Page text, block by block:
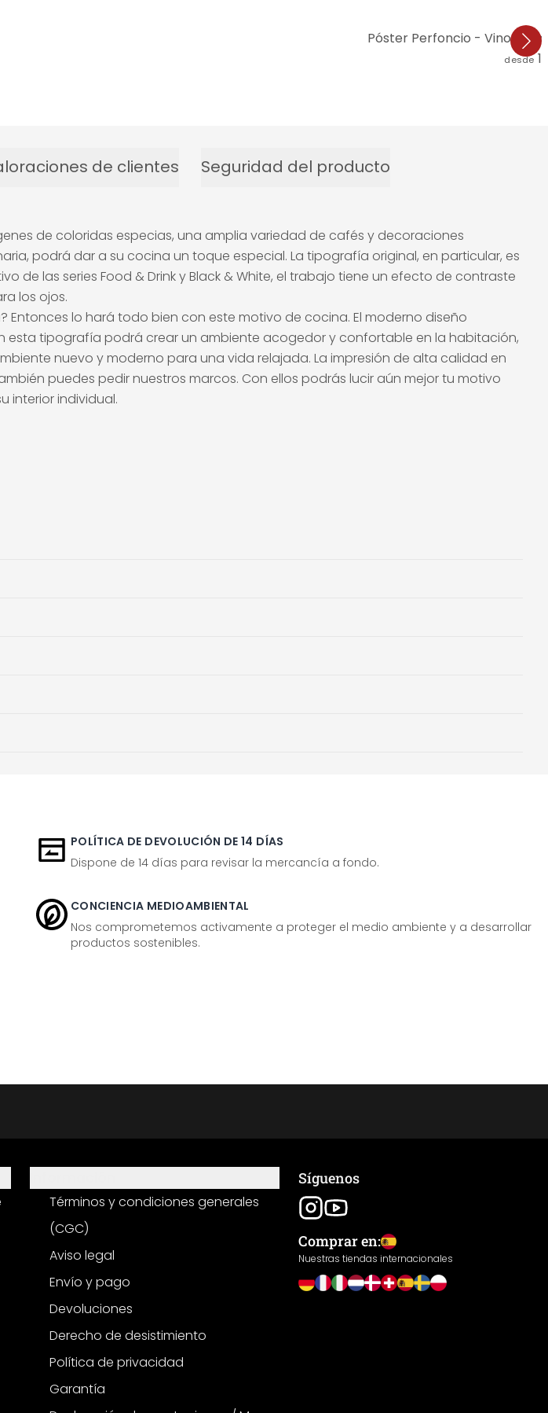
Póster Perfoncio - Vino
desde
de clientes Seguridad del producto
de coloridas especias, una amplia variedad de cafés y decoraciones
podrá dar a su cocina un toque especial. La tipografía original, en particular, es
de las series Food & Drink y Black & White, el trabajo tiene un efecto de contraste
los ojos.
lo hará todo bien con este motivo de cocina. El moderno diseño
esta tipografía podrá crear un ambiente acogedor y confortable en la habitación,
nuevo y moderno para una vida relajada. La impresión de alta calidad en
puedes pedir nuestros marcos. Con ellos podrás lucir aún mejor tu motivo
interior individual.
POLÍTICA DE DEVOLUCIÓN DE 14 DÍAS
Dispone de 14 días para revisar la mercancía a fondo.
CONCIENCIA MEDIOAMBIENTAL
Nos comprometemos activamente a proteger el medio ambiente y a desarrollar
productos sostenibles.
Términos y condiciones generales
(CGC)
Aviso legal
Envío y pago
Devoluciones
Derecho de desistimiento
Política de privacidad
Garantía
Síguenos
Comprar en:
Nuestras tiendas internacionales